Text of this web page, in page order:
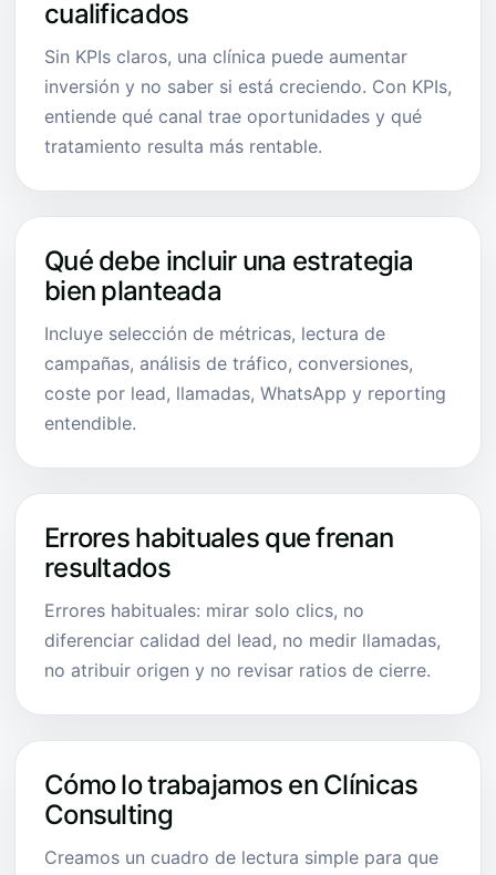
cualificados
Sin KPIs claros, una clínica puede aumentar
inversión y no saber si está creciendo. Con KPIs,
entiende qué canal trae oportunidades y qué
tratamiento resulta más rentable.
Qué debe incluir una estrategia
bien planteada
Incluye selección de métricas, lectura de
campañas, análisis de tráfico, conversiones,
coste por lead, llamadas, WhatsApp y reporting
entendible.
Errores habituales que frenan
resultados
Errores habituales: mirar solo clics, no
diferenciar calidad del lead, no medir llamadas,
no atribuir origen y no revisar ratios de cierre.
Cómo lo trabajamos en Clínicas
Consulting
Creamos un cuadro de lectura simple para que